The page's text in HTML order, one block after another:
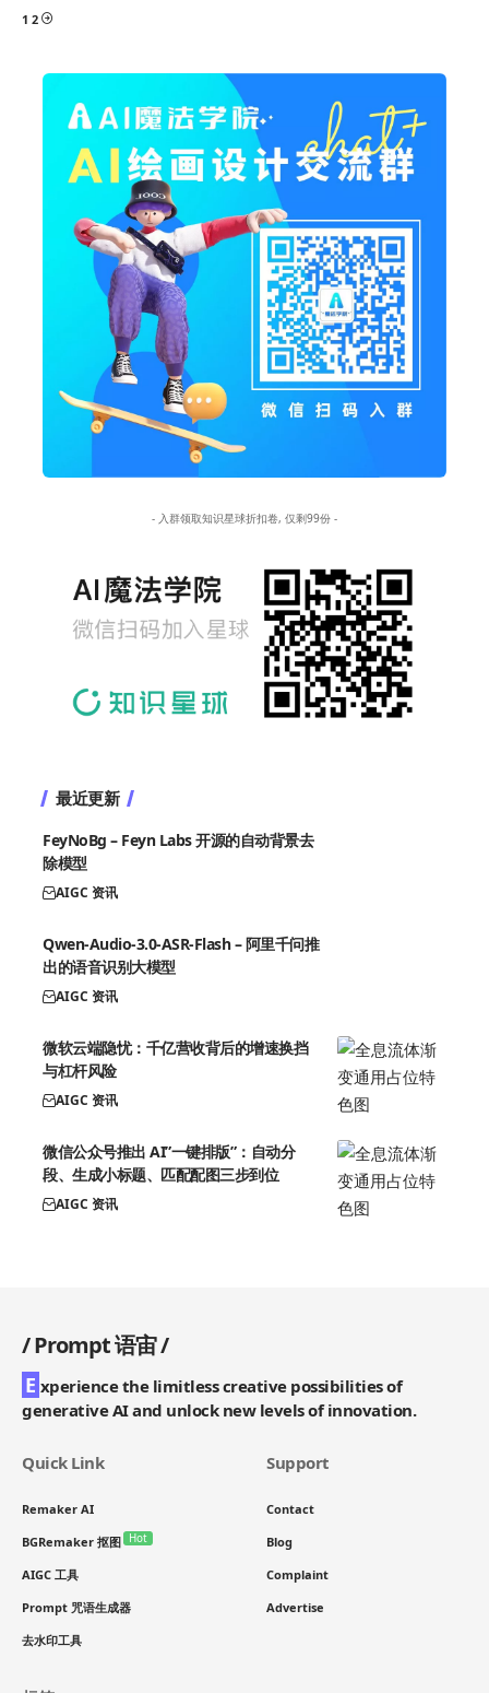
1 2
- 入群领取知识星球折扣卷, 仅剩99份 -
最近更新
FeyNoBg – Feyn Labs 开源的自动背景去
除模型
AIGC 资讯
Qwen-Audio-3.0-ASR-Flash – 阿里千问推
出的语音识别大模型
AIGC 资讯
微软云端隐忧：千亿营收背后的增速换挡
与杠杆风险
AIGC 资讯
微信公众号推出 AI”一键排版”：自动分
段、生成小标题、匹配配图三步到位
AIGC 资讯
/Prompt 语宙/
E xperience the limitless creative possibilities of
generative AI and unlock new levels of innovation.
Quick Link
Remaker AI
BGRemaker 抠图 Hot
AIGC 工具
Prompt 咒语生成器
去水印工具
Support
Contact
Blog
Complaint
Advertise